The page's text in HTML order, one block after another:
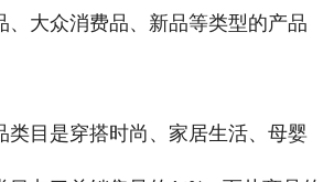
、大众消费品、新品等类型的产品
类目是穿搭时尚、家居生活、母婴